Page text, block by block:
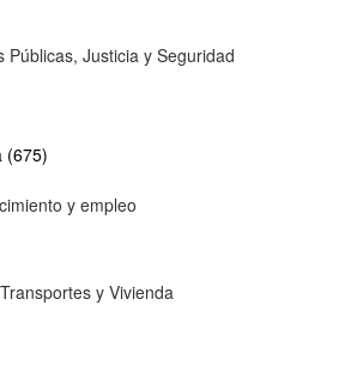
Públicas, Justicia y Seguridad
(675)
y empleo
y Vivienda